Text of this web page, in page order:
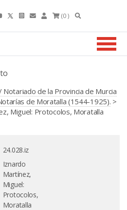
(0 )
Notariado de la Provincia de Murcia
de Moratalla (1544-1925). >
Miguel: Protocolos, Moratalla
24.028.iz
Iznardo
Martínez,
Miguel:
Protocolos,
Moratalla